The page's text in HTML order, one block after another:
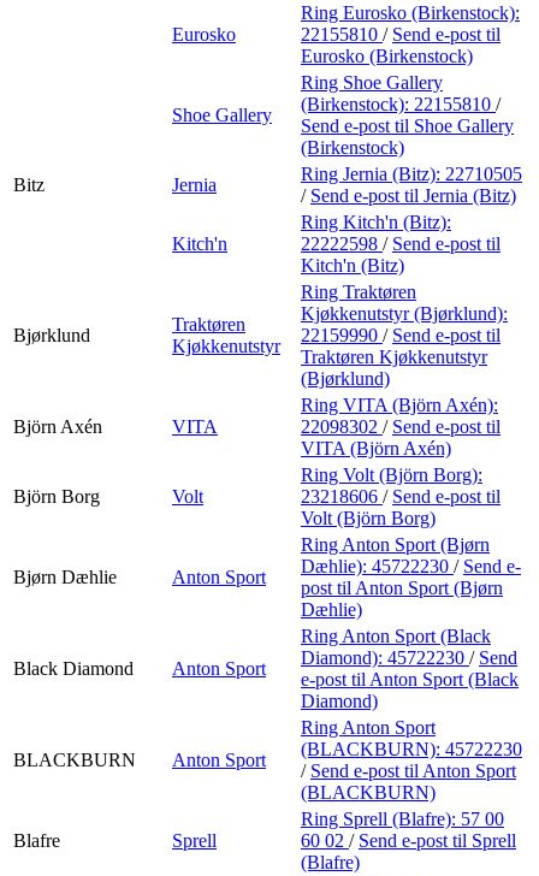
Eurosko
Ring Eurosko (Birkenstock):
22155810 / Send e-post til
Eurosko (Birkenstock)
Shoe Gallery
Ring Shoe Gallery
(Birkenstock): 22155810 /
Send e-post til Shoe Gallery
(Birkenstock)
Bitz
Jernia
Ring Jernia (Bitz): 22710505
/ Send e-post til Jernia (Bitz)
Kitch'n
Ring Kitch'n (Bitz):
22222598 / Send e-post til
Kitch'n (Bitz)
Bjørklund
Traktøren
Kjøkkenutstyr
Ring Traktøren
Kjøkkenutstyr (Bjørklund):
22159990 / Send e-post til
Traktøren Kjøkkenutstyr
(Bjørklund)
Björn Axén VITA
Ring VITA (Björn Axén):
22098302 / Send e-post til
VITA (Björn Axén)
Björn Borg Volt
Ring Volt (Björn Borg):
23218606 / Send e-post til
Volt (Björn Borg)
Bjørn Dæhlie Anton Sport
Ring Anton Sport (Bjørn
Dæhlie): 45722230 / Send e-
post til Anton Sport (Bjørn
Dæhlie)
Black Diamond Anton Sport
Ring Anton Sport (Black
Diamond): 45722230 / Send
e-post til Anton Sport (Black
Diamond)
BLACKBURN Anton Sport
Ring Anton Sport
(BLACKBURN): 45722230
/ Send e-post til Anton Sport
(BLACKBURN)
Blafre Sprell
Ring Sprell (Blafre): 57 00
60 02 / Send e-post til Sprell
(Blafre)